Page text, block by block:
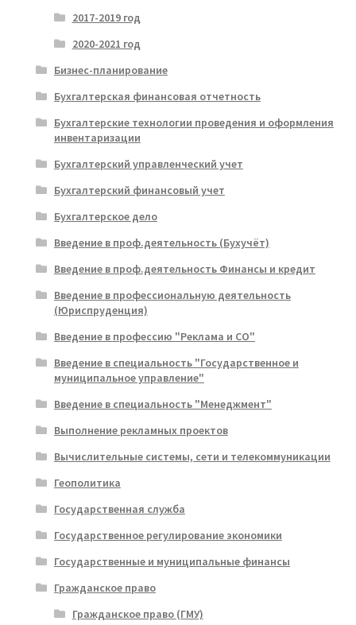
2017-2019 год
2020-2021 год
Бизнес-планирование
Бухгалтерская финансовая отчетность
Бухгалтерские технологии проведения и оформления
инвентаризации
Бухгалтерский управленческий учет
Бухгалтерский финансовый учет
Бухгалтерское дело
Введение в проф.деятельность (Бухучёт)
Введение в проф.деятельность Финансы и кредит
Введение в профессиональную деятельность
(Юриспруденция)
Введение в профессию "Реклама и СО"
Введение в специальность "Государственное и
муниципальное управление"
Введение в специальность "Менеджмент"
Выполнение рекламных проектов
Вычислительные системы, сети и телекоммуникации
Геополитика
Государственная служба
Государственное регулирование экономики
Государственные и муниципальные финансы
Гражданское право
Гражданское право (ГМУ)